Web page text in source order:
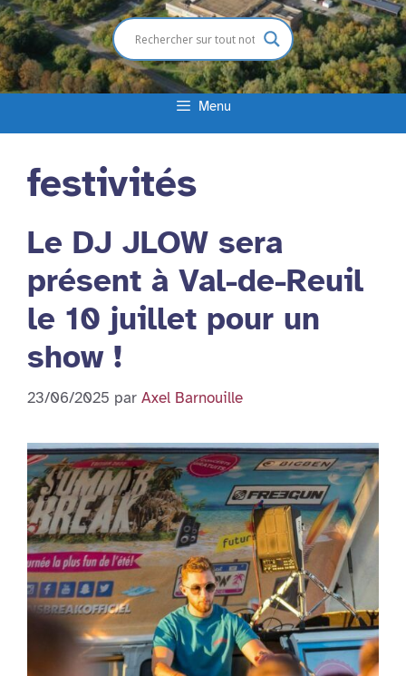
Menu
festivités
Le DJ JLOW sera
présent à Val-de-Reuil
le 10 juillet pour un
show !
23/06/2025 par Axel Barnouille